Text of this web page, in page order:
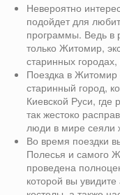
Невероятно
подойдет для
программы. Ведь в
только Житомир,
старинных
Поездка в Житомир
старинный город,
Киевской Руси,
так жестоко
люди в мире сеяли
Во время поездки
Полесья и самого
проведена
которой вы